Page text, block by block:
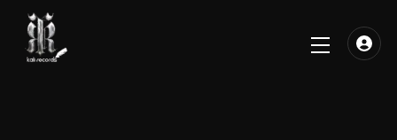
content
Menu